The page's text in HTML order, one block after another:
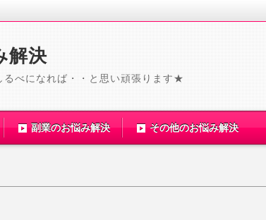
解決
べになれば・・と思い頑張ります★
副業のお悩み解決 その他のお悩み解決